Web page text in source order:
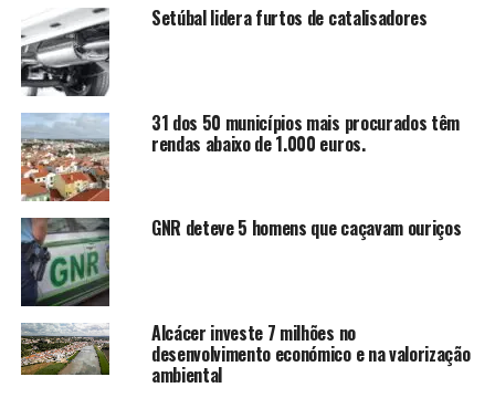
Setúbal lidera furtos de catalisadores
31 dos 50 municípios mais procurados têm
rendas abaixo de 1.000 euros.
GNR deteve 5 homens que caçavam ouriços
Alcácer investe 7 milhões no
desenvolvimento económico e na valorização
ambiental